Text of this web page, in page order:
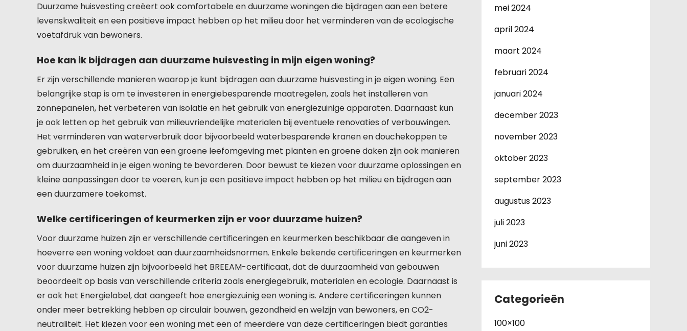
Duurzame huisvesting creëert ook comfortabele en duurzame woningen die bijdragen aan een betere
levenskwaliteit en een positieve impact hebben op het milieu door het verminderen van de ecologische
voetafdruk van bewoners.
Hoe kan ik bijdragen aan duurzame huisvesting in mijn eigen woning?
Er zijn verschillende manieren waarop je kunt bijdragen aan duurzame huisvesting in je eigen woning. Een
belangrijke stap is om te investeren in energiebesparende maatregelen, zoals het installeren van
zonnepanelen, het verbeteren van isolatie en het gebruik van energiezuinige apparaten. Daarnaast kun
je ook letten op het gebruik van milieuvriendelijke materialen bij eventuele renovaties of verbouwingen.
Het verminderen van waterverbruik door bijvoorbeeld waterbesparende kranen en douchekoppen te
gebruiken, en het creëren van een groene leefomgeving met planten en groene daken zijn ook manieren
om duurzaamheid in je eigen woning te bevorderen. Door bewust te kiezen voor duurzame oplossingen en
kleine aanpassingen door te voeren, kun je een positieve impact hebben op het milieu en bijdragen aan
een duurzamere toekomst.
Welke certificeringen of keurmerken zijn er voor duurzame huizen?
Voor duurzame huizen zijn er verschillende certificeringen en keurmerken beschikbaar die aangeven in
hoeverre een woning voldoet aan duurzaamheidsnormen. Enkele bekende certificeringen en keurmerken
voor duurzame huizen zijn bijvoorbeeld het BREEAM-certificaat, dat de duurzaamheid van gebouwen
beoordeelt op basis van verschillende criteria zoals energiegebruik, materialen en ecologie. Daarnaast is
er ook het Energielabel, dat aangeeft hoe energiezuinig een woning is. Andere certificeringen kunnen
onder meer betrekking hebben op circulair bouwen, gezondheid en welzijn van bewoners, en CO2-
neutraliteit. Het kiezen voor een woning met een of meerdere van deze certificeringen biedt garanties
mei 2024
april 2024
maart 2024
februari 2024
januari 2024
december 2023
november 2023
oktober 2023
september 2023
augustus 2023
juli 2023
juni 2023
Categorieën
100×100